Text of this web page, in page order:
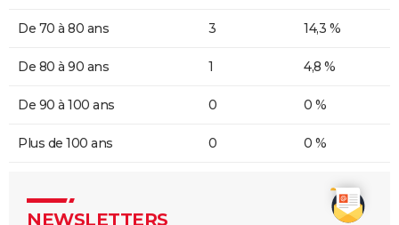
De 70 à 80 ans 3 14,3 %
De 80 à 90 ans 1 4,8 %
De 90 à 100 ans 0 0 %
Plus de 100 ans 0 0 %
NEWSLETTERS